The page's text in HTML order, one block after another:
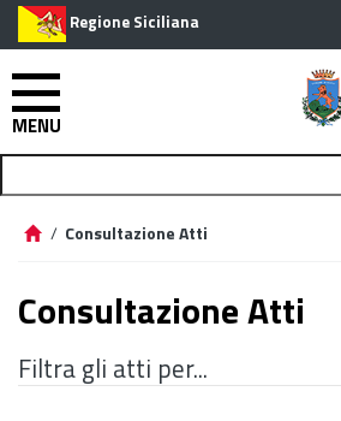
Regione Siciliana
MENU
/ Consultazione Atti
Consultazione Atti
Filtra gli atti per...